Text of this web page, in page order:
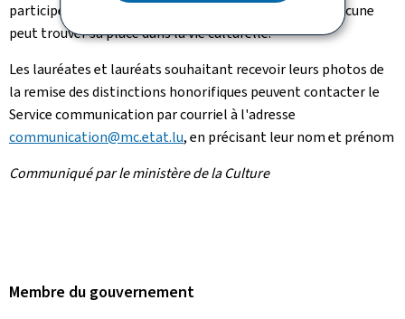
participe à construire un Luxembourg où chacun et chacune
peut trouver sa place dans la vie culturelle."
Les lauréates et lauréats souhaitant recevoir leurs photos de
la remise des distinctions honorifiques peuvent contacter le
Service communication par courriel à l'adresse
communication@mc.etat.lu, en précisant leur nom et prénom
Communiqué par le ministère de la Culture
Membre du gouvernement